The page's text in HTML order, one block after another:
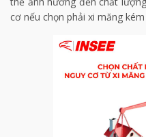
cơ nếu chọn phải xi măng kém